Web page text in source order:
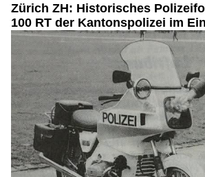
Zürich ZH: Historisches
100 RT der Kantonspolizei im